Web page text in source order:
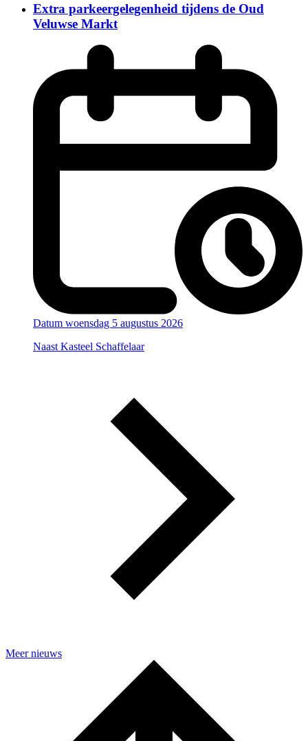
Extra parkeergelegenheid tijdens de Oud
Veluwse Markt
Datum woensdag 5 augustus 2026
Naast Kasteel Schaffelaar
Meer nieuws